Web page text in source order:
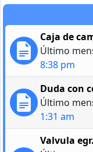
Caja de
Último
8:38 pm
Duda con
Último
1:31 am
Valvula